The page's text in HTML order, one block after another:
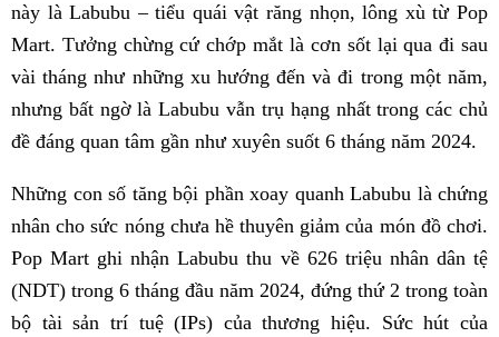
này là Labubu – tiểu quái vật răng nhọn, lông xù từ Pop
Mart. Tưởng chừng cứ chớp mắt là cơn sốt lại qua đi sau
vài tháng như những xu hướng đến và đi trong một năm,
nhưng bất ngờ là Labubu vẫn trụ hạng nhất trong các chủ
đề đáng quan tâm gần như xuyên suốt 6 tháng năm 2024.
Những con số tăng bội phần xoay quanh Labubu là chứng
nhân cho sức nóng chưa hề thuyên giảm của món đồ chơi.
Pop Mart ghi nhận Labubu thu về 626 triệu nhân dân tệ
(NDT) trong 6 tháng đầu năm 2024, đứng thứ 2 trong toàn
bộ tài sản trí tuệ (IPs) của thương hiệu. Sức hút của